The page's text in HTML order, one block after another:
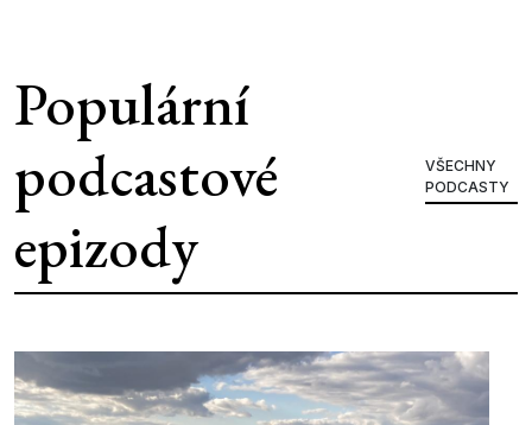
Populární
podcastové
epizody
VŠECHNY
PODCASTY